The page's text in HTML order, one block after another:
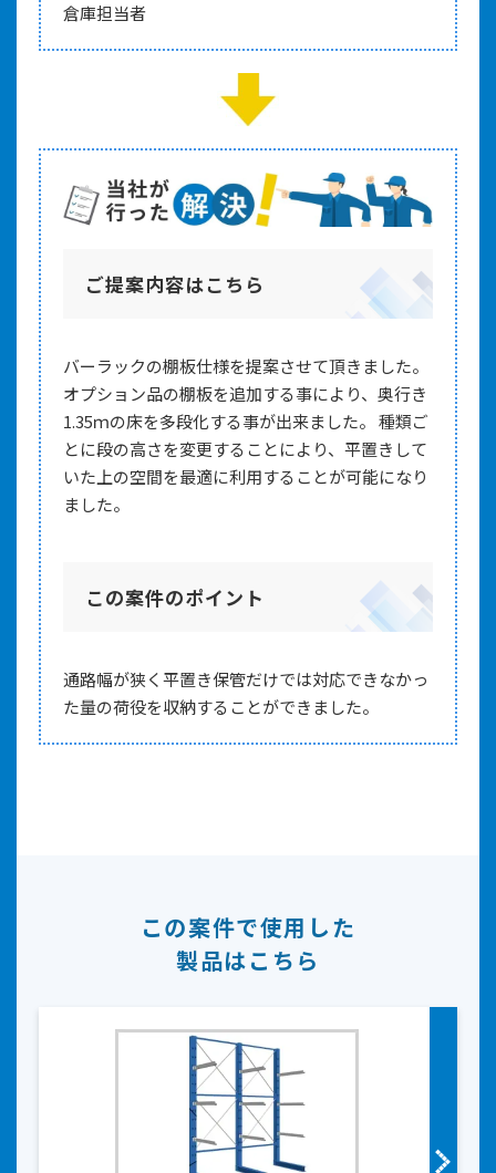
倉庫担当者
ご提案内容はこちら
バーラックの棚板仕様を提案させて頂きました。
オプション品の棚板を追加する事により、奥行き
1.35ｍの床を多段化する事が出来ました。 種類ご
とに段の高さを変更することにより、平置きして
いた上の空間を最適に利用することが可能になり
ました。
この案件のポイント
通路幅が狭く平置き保管だけでは対応できなかっ
た量の荷役を収納することができました。
この案件で使用した
製品はこちら